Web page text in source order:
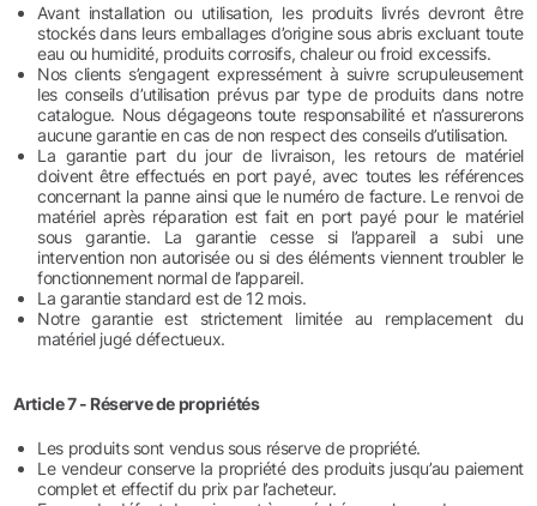
Avant installation ou utilisation, les produits livrés devront être
stockés dans leurs emballages d’origine sous abris excluant toute
eau ou humidité, produits corrosifs, chaleur ou froid excessifs.
Nos clients s’engagent expressément à suivre scrupuleusement
les conseils d’utilisation prévus par type de produits dans notre
catalogue. Nous dégageons toute responsabilité et n’assurerons
aucune garantie en cas de non respect des conseils d’utilisation.
La garantie part du jour de livraison, les retours de matériel
doivent être effectués en port payé, avec toutes les références
concernant la panne ainsi que le numéro de facture. Le renvoi de
matériel après réparation est fait en port payé pour le matériel
sous garantie. La garantie cesse si l’appareil a subi une
intervention non autorisée ou si des éléments viennent troubler le
fonctionnement normal de l’appareil.
La garantie standard est de 12 mois.
Notre garantie est strictement limitée au remplacement du
matériel jugé défectueux.
Article 7 - Réserve de propriétés
Les produits sont vendus sous réserve de propriété.
Le vendeur conserve la propriété des produits jusqu’au paiement
complet et effectif du prix par l’acheteur.